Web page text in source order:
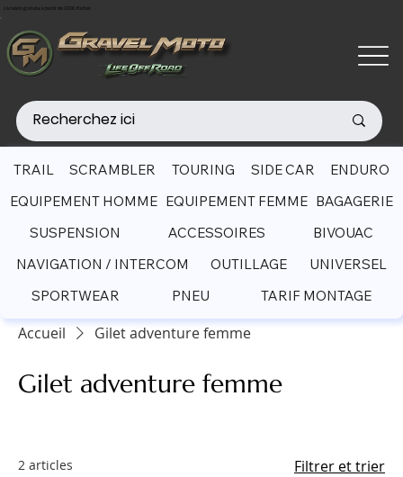
Livraison gratuite à partir de 200€ d'achat
Accueil Gilet adventure femme
Gilet adventure femme
2 articles Filtrer et trier
TRAIL SCRAMBLER TOURING SIDE CAR
ENDURO
EQUIPEMENT HOMME EQUIPEMENT FEMME BAGAGERIE
SUSPENSION
ACCESSOIRES
BIVOUAC
NAVIGATION / INTERCOM
OUTILLAGE
UNIVERSEL
SPORTWEAR
PNEU TARIF MONTAGE